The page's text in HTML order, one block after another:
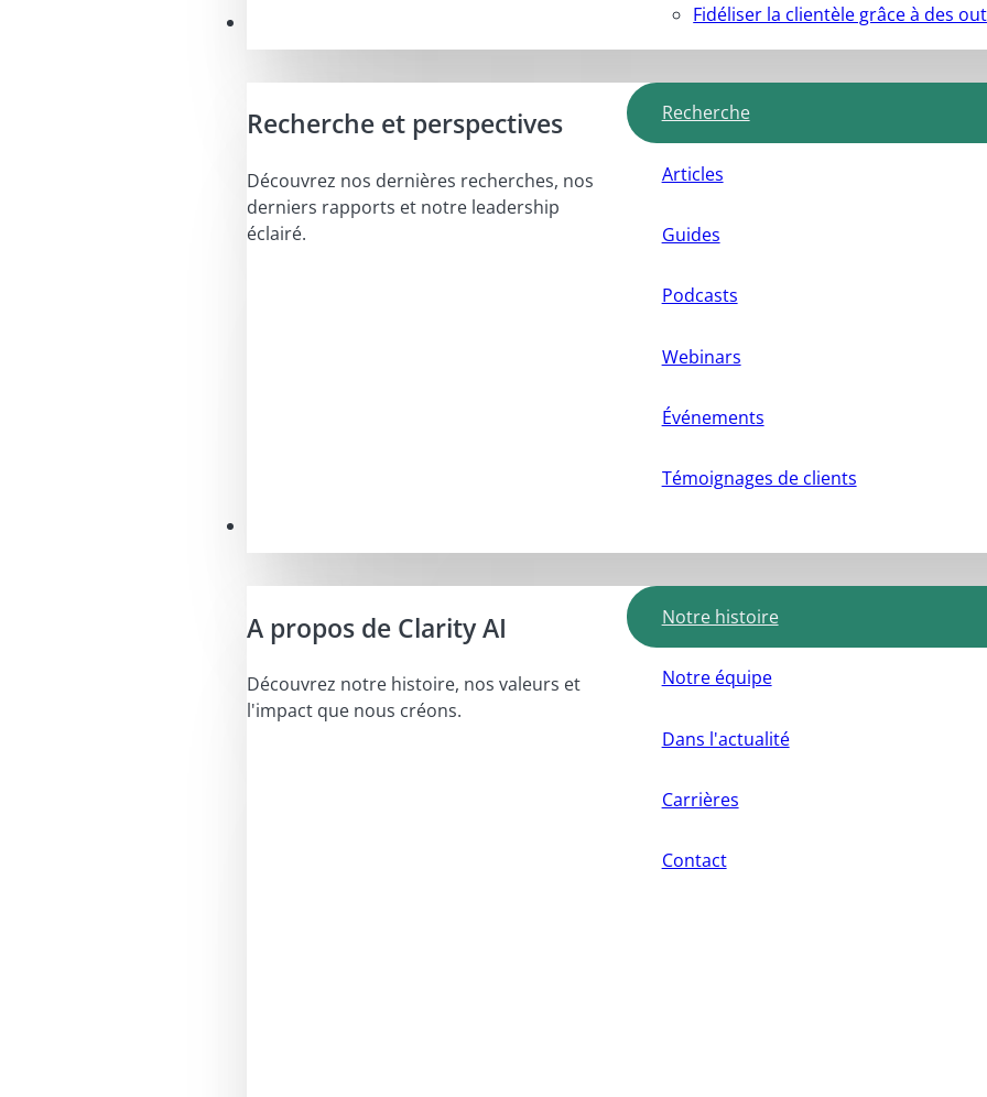
Fidéliser la clientèle grâce à des
Recherche et perspectives
Découvrez nos dernières recherches, nos
derniers rapports et notre leadership
éclairé.
Recherche
Articles
Guides
Podcasts
Webinars
Événements
Témoignages de clients
A propos de Clarity AI
Découvrez notre histoire, nos valeurs et
l'impact que nous créons.
Notre histoire
Notre équipe
Dans l'actualité
Carrières
Contact